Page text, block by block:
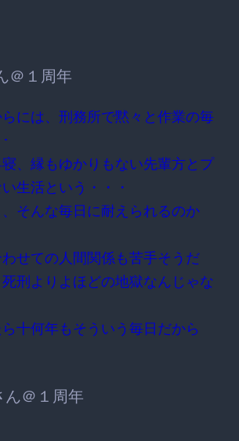
＠１周年
には、刑務所で黙々と作業の毎
、縁もゆかりもない先輩方とプ
生活という・・・
そんな毎日に耐えられるのか
せての人間関係も苦手そうだ
刑よりよほどの地獄なんじゃな
十何年もそういう毎日だから
ん＠１周年